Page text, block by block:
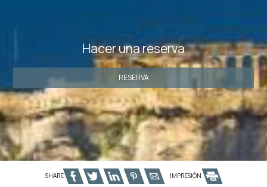
Hacer una reserva
RESERVA
SHARE IMPRESIÓN